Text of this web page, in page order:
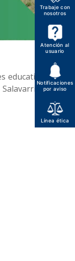
Trabaje con
nosotros
Atención al
usuario
Notificaciones
por aviso
Línea ética